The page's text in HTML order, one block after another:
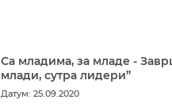
Са младима, за младе -
млади, сутра лидери”
Датум: 25.09.2020